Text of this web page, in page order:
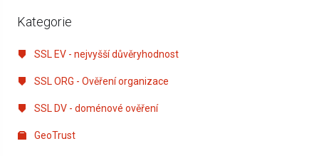
Kategorie
SSL EV - nejvyšší důvěryhodnost
SSL ORG - Ověření organizace
SSL DV - doménové ověření
GeoTrust